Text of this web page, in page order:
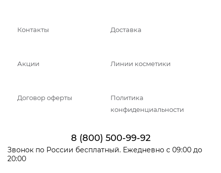
Контакты Доставка
Акции Линии косметики
Договор оферты
Политика
конфиденциальности
8 (800) 500-99-92
Звонок по России бесплатный. Ежедневно с 09:00 до
20:00